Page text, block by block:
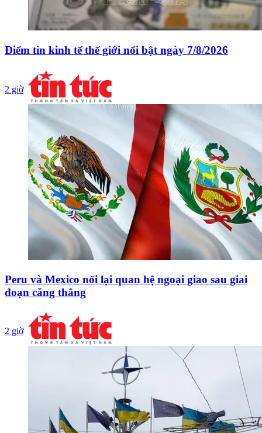
Điểm tin kinh tế thế giới nổi bật ngày 7/8/2026
2 giờ
Peru và Mexico nối lại quan hệ ngoại giao sau giai
đoạn căng thẳng
2 giờ